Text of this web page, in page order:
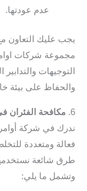
عدم عودتها.
يجب عليك
مجموعة شركات
التوجيهات
والحفاظ على بيئة
6. مكافحة الفئران
ندرك في شركة
فعالة ومتعددة
طرق شائعة
وتشمل ما يلي: